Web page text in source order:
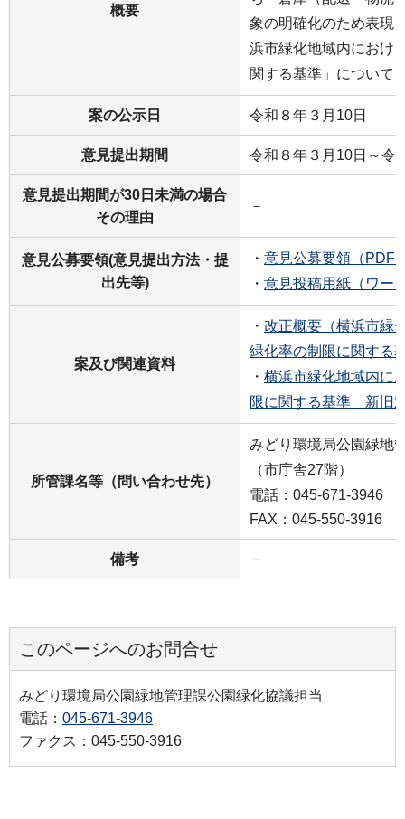
概要
象の明確化のため表現
浜市緑化地域内におけ
関する基準」について
案の公示日 令和８年３月10日
意見提出期間 令和８年３月10日～令
意見提出期間が30日未満の場合
その理由
－
意見公募要領(意見提出方法・提
出先等)
・ 意見公募要領（PDF
・ 意見投稿用紙（ワー
案及び関連資料
・ 改正概要（横浜市緑
緑化率の制限に関する
・ 横浜市緑化地域内に
限に関する基準 新旧
所管課名等（問い合わせ先）
みどり環境局公園緑地
（市庁舎27階）
電話：045-671-3946
FAX：045-550-3916
備考 －
このページへのお問合せ
みどり環境局公園緑地管理課公園緑化協議担当
電話： 045-671-3946
ファクス：045-550-3916